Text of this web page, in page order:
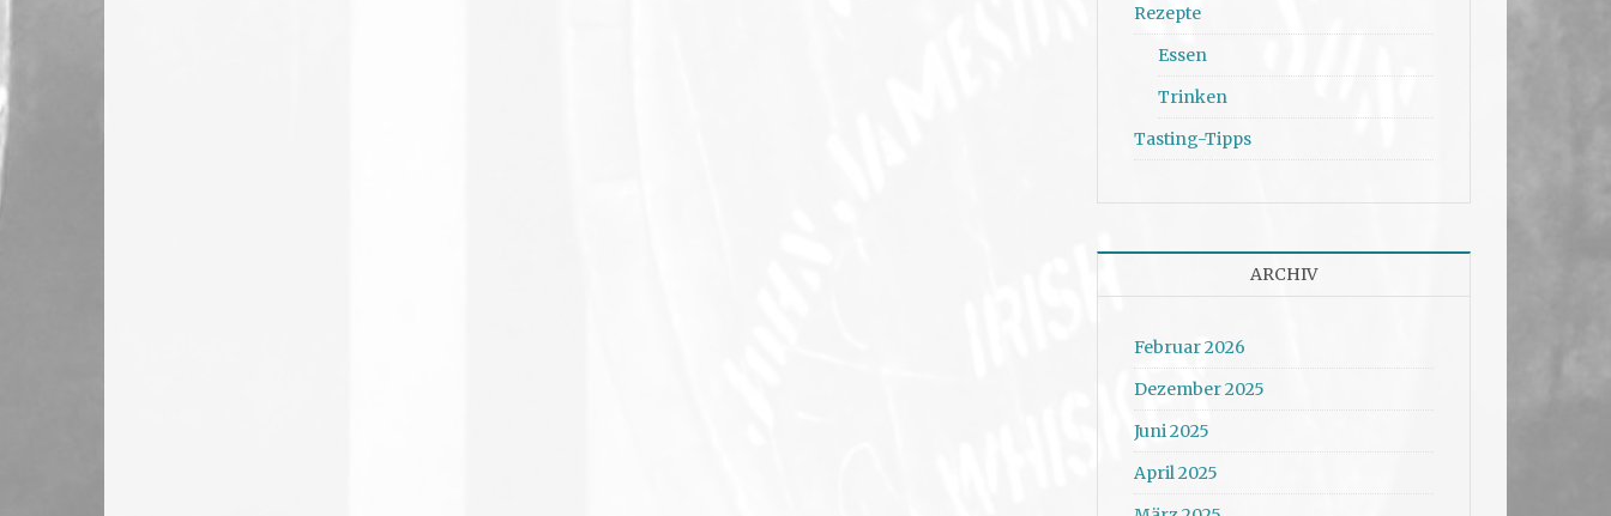
Rezepte
Essen
Trinken
Tasting-Tipps
ARCHIV
Februar 2026
Dezember 2025
Juni 2025
April 2025